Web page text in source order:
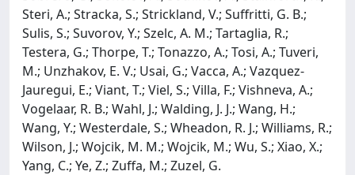
Steri, A.; Stracka, S.; Strickland, V.; Suffritti, G. B.;
Sulis, S.; Suvorov, Y.; Szelc, A. M.; Tartaglia, R.;
Testera, G.; Thorpe, T.; Tonazzo, A.; Tosi, A.; Tuveri,
M.; Unzhakov, E. V.; Usai, G.; Vacca, A.; Vazquez-
Jauregui, E.; Viant, T.; Viel, S.; Villa, F.; Vishneva, A.;
Vogelaar, R. B.; Wahl, J.; Walding, J. J.; Wang, H.;
Wang, Y.; Westerdale, S.; Wheadon, R. J.; Williams, R.;
Wilson, J.; Wojcik, M. M.; Wojcik, M.; Wu, S.; Xiao, X.;
Yang, C.; Ye, Z.; Zuffa, M.; Zuzel, G.